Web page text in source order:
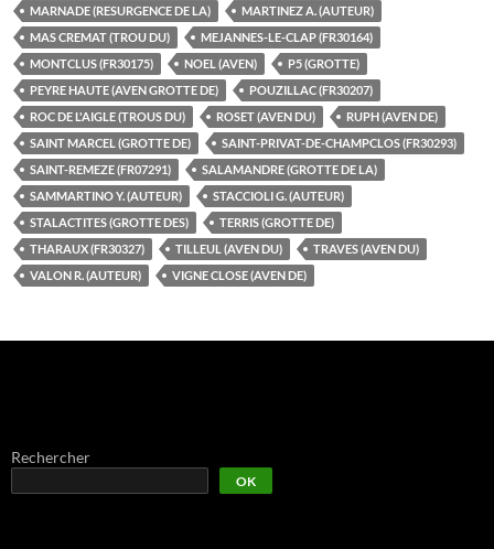
MARNADE (RESURGENCE DE LA)
MARTINEZ A. (AUTEUR)
MAS CREMAT (TROU DU)
MEJANNES-LE-CLAP (FR30164)
MONTCLUS (FR30175)
NOEL (AVEN)
P5 (GROTTE)
PEYRE HAUTE (AVEN GROTTE DE)
POUZILLAC (FR30207)
ROC DE L'AIGLE (TROUS DU)
ROSET (AVEN DU)
RUPH (AVEN DE)
SAINT MARCEL (GROTTE DE)
SAINT-PRIVAT-DE-CHAMPCLOS (FR30293)
SAINT-REMEZE (FR07291)
SALAMANDRE (GROTTE DE LA)
SAMMARTINO Y. (AUTEUR)
STACCIOLI G. (AUTEUR)
STALACTITES (GROTTE DES)
TERRIS (GROTTE DE)
THARAUX (FR30327)
TILLEUL (AVEN DU)
TRAVES (AVEN DU)
VALON R. (AUTEUR)
VIGNE CLOSE (AVEN DE)
Rechercher
OK